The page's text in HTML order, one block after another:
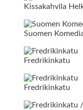
Kissakahvila
Suomen
Fredrikinkatu
Fredrikinkatu